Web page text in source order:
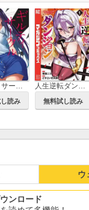
ギルティサークル
読み
人生逆転ダンジョン
無料試し読み
ウ
ンロード